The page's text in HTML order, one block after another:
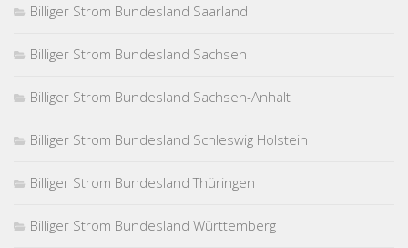
Billiger Strom Bundesland Saarland
Billiger Strom Bundesland Sachsen
Billiger Strom Bundesland Sachsen-Anhalt
Billiger Strom Bundesland Schleswig Holstein
Billiger Strom Bundesland Thüringen
Billiger Strom Bundesland Württemberg